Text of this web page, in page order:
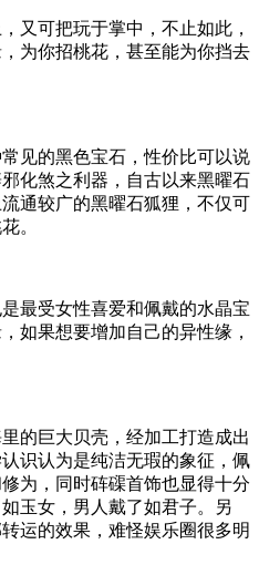
又可把玩于掌中，不止如此，
为你招桃花，甚至能为你挡去
见的黑色宝石，性价比可以说
化煞之利器，自古以来黑曜石
通较广的黑曜石狐狸，不仅可
。
最受女性喜爱和佩戴的水晶宝
如果想要增加自己的异性缘，
的巨大贝壳，经加工打造成出
识认为是纯洁无瑕的象征，佩
为，同时砗磲首饰也显得十分
玉女，男人戴了如君子。另
运的效果，难怪娱乐圈很多明